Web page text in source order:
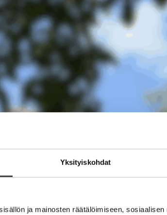
Yksityiskohdat
ja mainosten räätälöimiseen,